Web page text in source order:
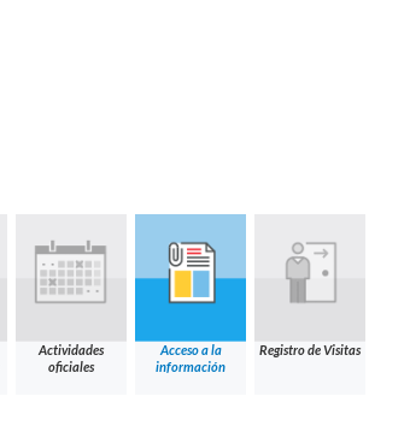
Actividades
oficiales
Acceso a la
información
Registro de Visitas